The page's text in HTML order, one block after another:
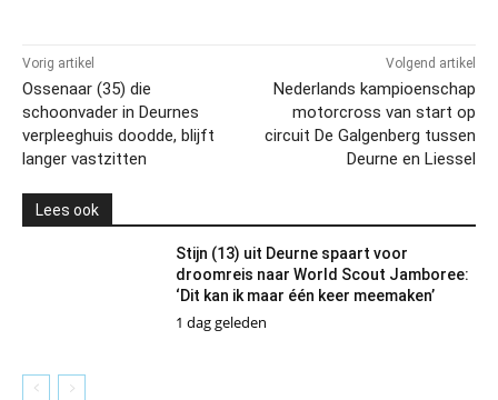
Vorig artikel
Ossenaar (35) die
schoonvader in Deurnes
verpleeghuis doodde, blijft
langer vastzitten
Volgend artikel
Nederlands kampioenschap
motorcross van start op
circuit De Galgenberg tussen
Deurne en Liessel
Lees ook
Stijn (13) uit Deurne spaart voor
droomreis naar World Scout Jamboree:
‘Dit kan ik maar één keer meemaken’
1 dag geleden